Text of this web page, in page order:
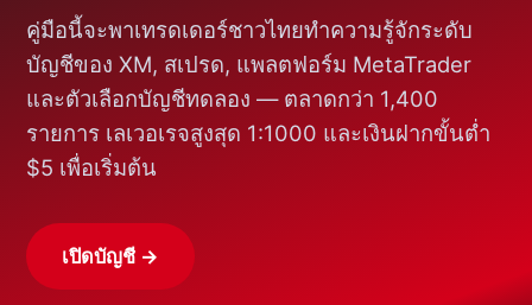
คู่มือนี้จะพาเทรดเดอร์ชาวไทยทำความรู้จักระดับ
บัญชีของ XM, สเปรด, แพลตฟอร์ม MetaTrader
และตัวเลือกบัญชีทดลอง — ตลาดกว่า 1,400
รายการ เลเวอเรจสูงสุด 1:1000 และเงินฝากขั้นต่ำ
$5 เพื่อเริ่มต้น
เปิดบัญชี →